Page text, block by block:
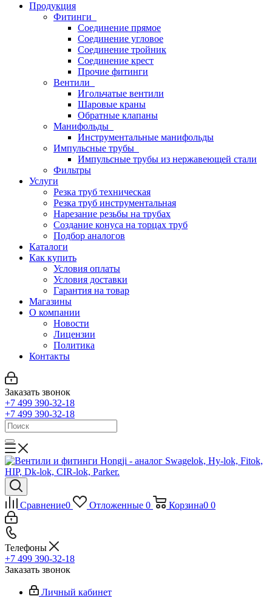
Продукция
Фитинги
Соединение прямое
Соединение угловое
Соединение тройник
Соединение крест
Прочие фитинги
Вентили
Игольчатые вентили
Шаровые краны
Обратные клапаны
Манифольды
Инструментальные манифольды
Импульсные трубы
Импульсные трубы из нержавеющей стали
Фильтры
Услуги
Резка труб техническая
Резка труб инструментальная
Нарезание резьбы на трубах
Создание конуса на торцах труб
Подбор аналогов
Каталоги
Как купить
Условия оплаты
Условия доставки
Гарантия на товар
Магазины
О компании
Новости
Лицензии
Политика
Контакты
Заказать звонок
+7 499 390-32-18
+7 499 390-32-18
Сравнение0 Отложенные 0 Корзина0 0
Телефоны
+7 499 390-32-18
Заказать звонок
Личный кабинет